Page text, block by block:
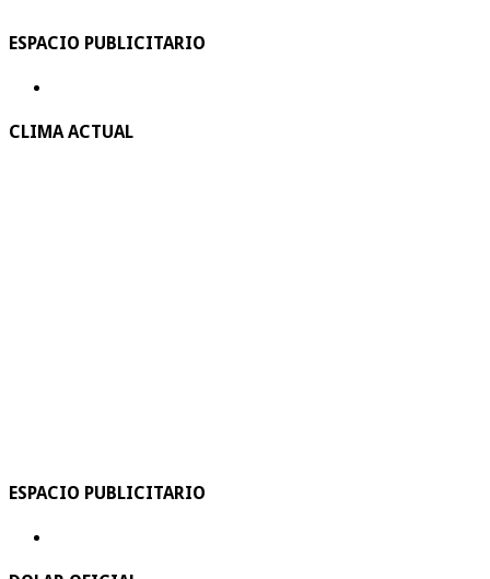
ESPACIO PUBLICITARIO
CLIMA ACTUAL
ESPACIO PUBLICITARIO